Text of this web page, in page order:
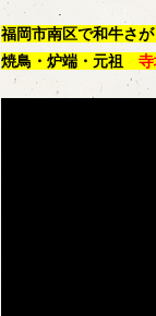
福岡市南区で和牛さ
焼鳥・炉端・元祖